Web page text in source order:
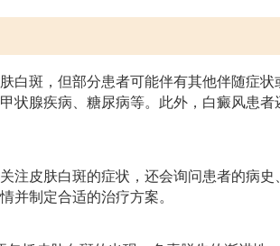
白斑，但部分患者可能伴有其他伴随症状
状腺疾病、糖尿病等。此外，白癜风患
注皮肤白斑的症状，还会询问患者的病
并制定合适的治疗方案。